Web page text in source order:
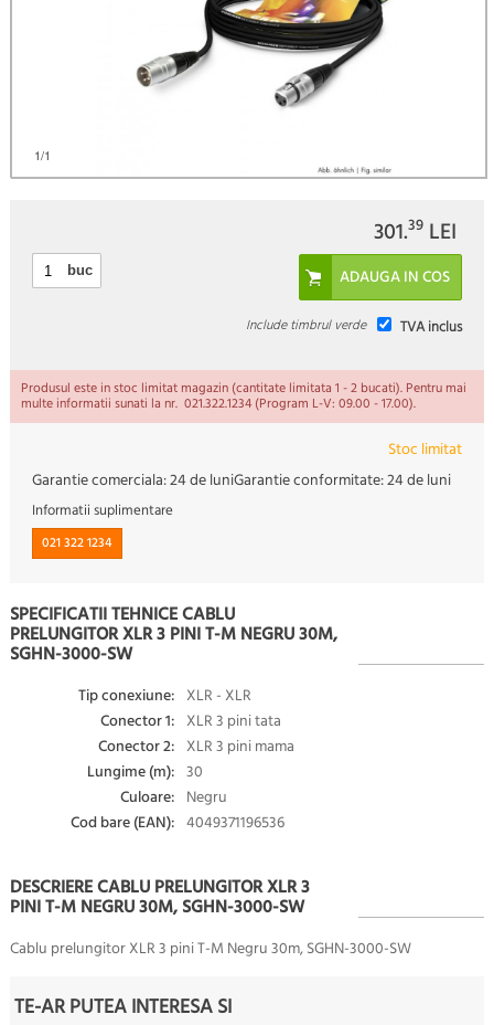
1/1
301.39 LEI
buc
TVA inclus
Include timbrul verde
Produsul este in stoc limitat magazin (cantitate limitata 1 - 2 bucati). Pentru mai
multe informatii sunati la nr. 021.322.1234 (Program L-V: 09.00 - 17.00).
Stoc limitat
Garantie comerciala:24 de luniGarantie conformitate:24 de luni
Informatii suplimentare
021 322 1234
SPECIFICATII TEHNICE CABLU
PRELUNGITOR XLR 3 PINI T-M NEGRU 30M,
SGHN-3000-SW
Tip conexiune: XLR - XLR
Conector 1: XLR 3 pini tata
Conector 2: XLR 3 pini mama
Lungime (m): 30
Culoare: Negru
Cod bare (EAN): 4049371196536
DESCRIERE CABLU PRELUNGITOR XLR 3
PINI T-M NEGRU 30M, SGHN-3000-SW
Cablu prelungitor XLR 3 pini T-M Negru 30m, SGHN-3000-SW
TE-AR PUTEA INTERESA SI